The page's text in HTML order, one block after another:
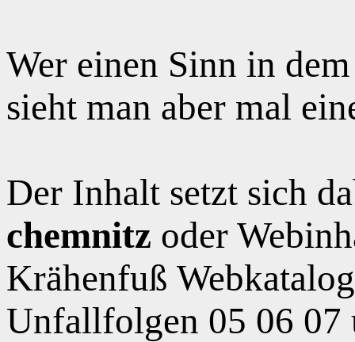
Wer einen Sinn in
sieht man aber mal
Der Inhalt setzt sich
chemnitz oder
Krähenfuß
Unfallfolgen 05 06 07